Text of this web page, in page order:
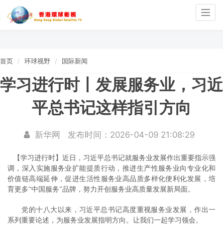
首页 环球视野 国际新闻
学习进行时丨发展服务业，习近
平总书记这样指引方向
新华网 发布时间：2026-04-09 21:08:29
【学习进行时】近日，习近平总书记就服务业发展作出重要指示强
调，深入实施服务业扩能提质行动，推进生产性服务业向专业化和
价值链高端延伸，促进生活性服务业高品质多样化便利化发展，培
育更多“中国服务”品牌，努力开创服务业高质量发展新局面。
党的十八大以来，习近平总书记高度重视服务业发展，作出一
系列重要论述，为服务业发展指明方向。让我们一起学习领会。